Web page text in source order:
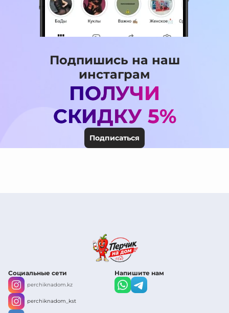
Подпишись на наш
инстаграм
ПОЛУЧИ
СКИДКУ 5%
Подписаться
Социальные сети
perchiknadom.kz
perchiknadom_kst
Напишите нам